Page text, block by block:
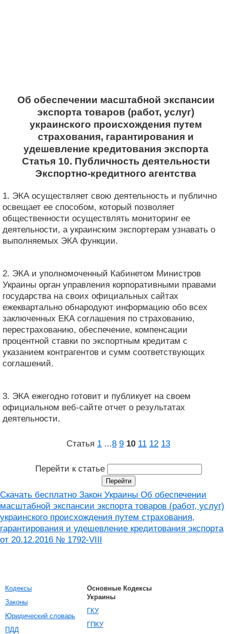
Об обеспечении масштабной экспансии
экспорта товаров (работ, услуг)
украинского происхождения путем
страхования, гарантирования и
удешевление кредитования экспорта
Статья 10. Публичность деятельности
Экспортно-кредитного агентства
1. ЭКА осуществляет свою деятельность и публично
освещает ее способом, который позволяет
общественности осуществлять мониторинг ее
деятельности, а украинским экспортерам узнавать о
выполняемых ЭКА функции.
2. ЭКА и уполномоченный Кабинетом Министров
Украины орган управления корпоративными правами
государства на своих официальных сайтах
ежеквартально обнародуют информацию обо всех
заключенных ЕКА соглашения по страхованию,
перестрахованию, обеспечение, компенсации
процентной ставки по экспортным кредитам с
указанием контрагентов и сумм соответствующих
соглашений.
3. ЭКА ежегодно готовит и публикует на своем
официальном веб-сайте отчет о результатах
деятельности.
Статья 1 ...8 9 10 11 12 13
Перейти к статье
Скачать бесплатно Закон Украины Об обеспечении
масштабной экспансии экспорта товаров (работ, услуг)
украинского происхождения путем страхования,
гарантирования и удешевление кредитования экспорта
от 20.12.2016 № 1792-VIII
Кодексы
Законы
Юридический словарь
ПДД
Основные Кодексы
Украины
ГКУ
ГПКУ